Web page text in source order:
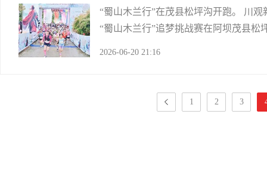
“蜀山木兰行”在茂县松坪沟开跑。 川
“蜀山木兰行”追梦挑战赛在阿坝茂县松
2026-06-20 21:16
1 2 3